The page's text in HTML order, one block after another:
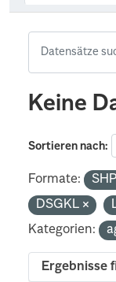
Keine
Sortieren nach
Formate:
DSGKL
Kategorien:
Ergebnisse